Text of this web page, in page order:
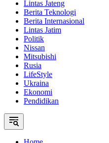
Lintas Jateng
Berita Teknologi
Berita Internasional
Lintas Jatim
Politik
Nissan
Mitsubishi
Rusia
LifeStyle
Ukraina
Ekonomi
Pendidikan